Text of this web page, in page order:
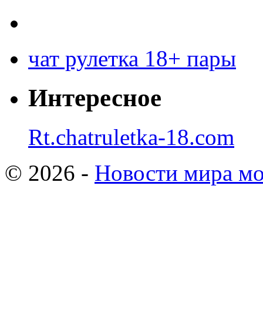
чат рулетка 18+ пары
Интересное
Rt.chatruletka-18.com
© 2026 - Новости мира